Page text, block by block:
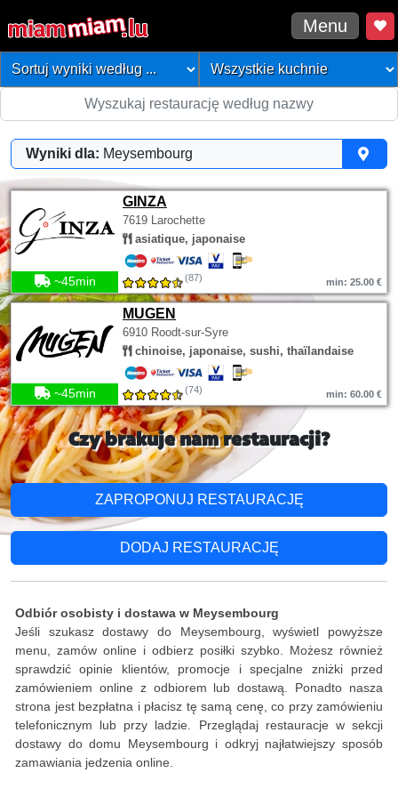
Menu
Wyniki dla: Meysembourg
GINZA
7619 Larochette
asiatique, japonaise
~45min (87) min: 25.00 €
MUGEN
6910 Roodt-sur-Syre
chinoise, japonaise, sushi, thaïlandaise
~45min (74) min: 60.00 €
Czy brakuje nam restauracji?
ZAPROPONUJ RESTAURACJĘ
DODAJ RESTAURACJĘ
Odbiór osobisty i dostawa w Meysembourg
Jeśli szukasz dostawy do Meysembourg, wyświetl powyższe
menu, zamów online i odbierz posiłki szybko. Możesz również
sprawdzić opinie klientów, promocje i specjalne zniżki przed
zamówieniem online z odbiorem lub dostawą. Ponadto nasza
strona jest bezpłatna i płacisz tę samą cenę, co przy zamówieniu
telefonicznym lub przy ladzie. Przeglądaj restauracje w sekcji
dostawy do domu Meysembourg i odkryj najłatwiejszy sposób
zamawiania jedzenia online.